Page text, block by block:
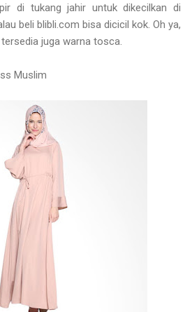
di tukang jahir untuk dikecilkan di
beli blibli.com bisa dicicil kok. Oh ya,
juga warna tosca.
Muslim